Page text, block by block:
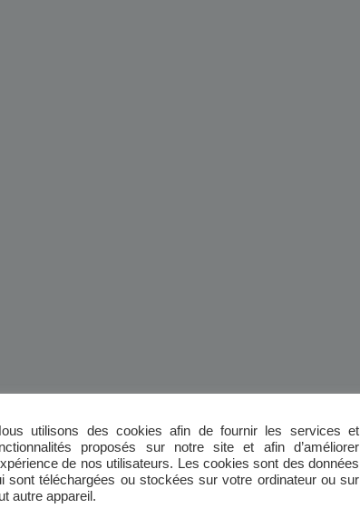
utilisons des cookies afin de fournir les services et
proposés sur notre site et afin d’améliorer
de nos utilisateurs. Les cookies sont des données
sont téléchargées ou stockées sur votre ordinateur ou sur
autre appareil.